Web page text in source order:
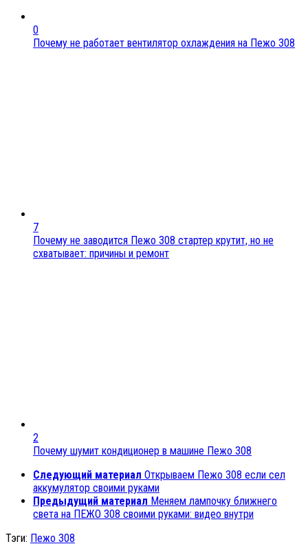
0
Почему не работает вентилятор охлаждения на Пежо 308
7
Почему не заводится Пежо 308 стартер крутит, но не
схватывает: причины и ремонт
2
Почему шумит кондиционер в машине Пежо 308
Следующий материал Открываем Пежо 308 если сел
аккумулятор своими руками
Предыдущий материал Меняем лампочку ближнего
света на ПЕЖО 308 своими руками: видео внутри
Тэги: Пежо 308